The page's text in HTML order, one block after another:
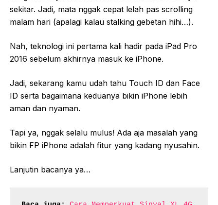
sekitar. Jadi, mata nggak cepat lelah pas scrolling
malam hari (apalagi kalau stalking gebetan hihi…).
Nah, teknologi ini pertama kali hadir pada iPad Pro
2016 sebelum akhirnya masuk ke iPhone.
Jadi, sekarang kamu udah tahu Touch ID dan Face
ID serta bagaimana keduanya bikin iPhone lebih
aman dan nyaman.
Tapi ya, nggak selalu mulus! Ada aja masalah yang
bikin FP iPhone adalah fitur yang kadang nyusahin.
Lanjutin bacanya ya…